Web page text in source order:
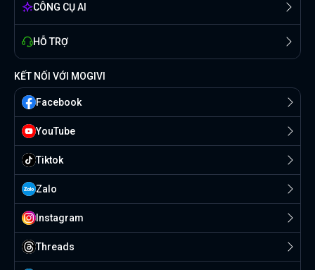
CÔNG CỤ AI
HỖ TRỢ
KẾT NỐI VỚI MOGIVI
Facebook
YouTube
Tiktok
Zalo
Instagram
Threads